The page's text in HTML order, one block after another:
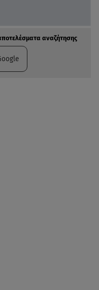
αναζήτησης